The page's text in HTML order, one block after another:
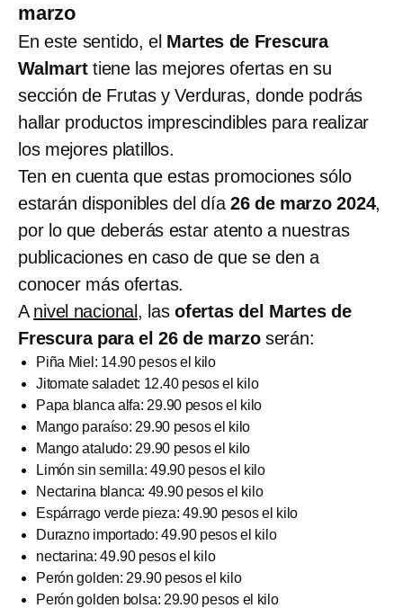
marzo
En este sentido, el Martes de Frescura
Walmarttiene las mejores ofertas en su
sección de Frutas y Verduras, donde podrás
hallar productos imprescindibles para realizar
los mejores platillos.
Ten en cuenta que estas promociones sólo
estarán disponibles del día 26 de marzo 2024,
por lo que deberás estar atento a nuestras
publicaciones en caso de que se den a
conocer más ofertas.
A nivel nacional, lasofertas del Martes de
Frescura para el 26 de marzoserán:
Piña Miel: 14.90 pesos el kilo
Jitomate saladet: 12.40 pesos el kilo
Papa blanca alfa: 29.90 pesos el kilo
Mango paraíso: 29.90 pesos el kilo
Mango ataludo: 29.90 pesos el kilo
Limón sin semilla: 49.90 pesos el kilo
Nectarina blanca: 49.90 pesos el kilo
Espárrago verde pieza: 49.90 pesos el kilo
Durazno importado: 49.90 pesos el kilo
nectarina: 49.90 pesos el kilo
Perón golden: 29.90 pesos el kilo
Perón golden bolsa: 29.90 pesos el kilo